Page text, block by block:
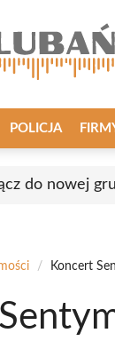
POLICJA
do nowej
/ Koncert